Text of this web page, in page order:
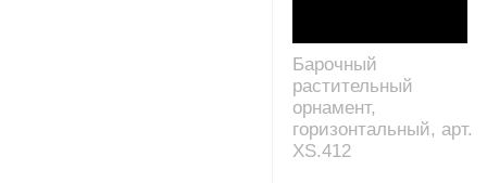
Барочный
растительный
орнамент,
горизонтальный, арт.
XS.412